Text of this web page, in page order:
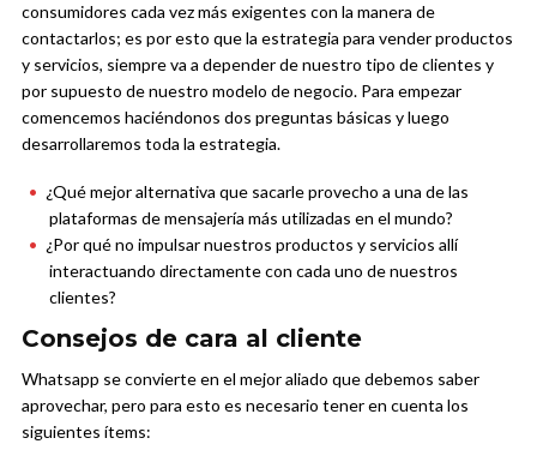
consumidores cada vez más exigentes con la manera de
contactarlos; es por esto que la estrategia para vender productos
y servicios, siempre va a depender de nuestro tipo de clientes y
por supuesto de nuestro modelo de negocio. Para empezar
comencemos haciéndonos dos preguntas básicas y luego
desarrollaremos toda la estrategia.
¿Qué mejor alternativa que sacarle provecho a una de las
plataformas de mensajería más utilizadas en el mundo?
¿Por qué no impulsar nuestros productos y servicios allí
interactuando directamente con cada uno de nuestros
clientes?
Consejos de cara al cliente
Whatsapp se convierte en el mejor aliado que debemos saber
aprovechar, pero para esto es necesario tener en cuenta los
siguientes ítems: